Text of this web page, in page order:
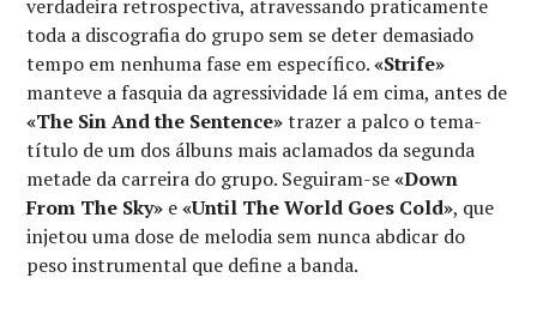
verdadeira retrospectiva, atravessando praticamente
toda a discografia do grupo sem se deter demasiado
tempo em nenhuma fase em específico.«Strife»
manteve a fasquia da agressividade lá em cima, antes de
«The Sin And the Sentence»trazer a palco o tema-
título de um dos álbuns mais aclamados da segunda
metade da carreira do grupo. Seguiram-se«Down
From The Sky» e«Until The World Goes Cold», que
injetou uma dose de melodia sem nunca abdicar do
peso instrumental que define a banda.